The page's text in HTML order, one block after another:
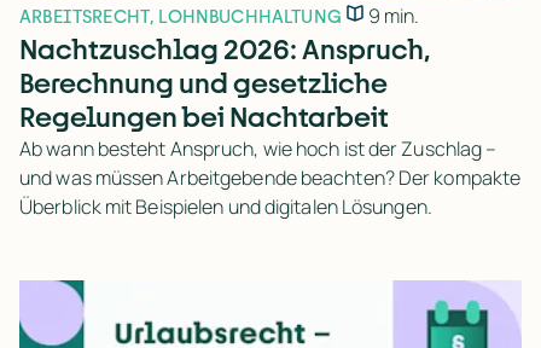
ARBEITSRECHT LOHNBUCHHALTUNG 9 min.
Nachtzuschlag 2026: Anspruch,
Berechnung und gesetzliche
Regelungen bei Nachtarbeit
Ab wann besteht Anspruch, wie hoch ist der Zuschlag –
und was müssen Arbeitgebende beachten? Der kompakte
Überblick mit Beispielen und digitalen Lösungen.